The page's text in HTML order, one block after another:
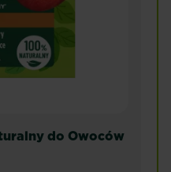
do Owoców